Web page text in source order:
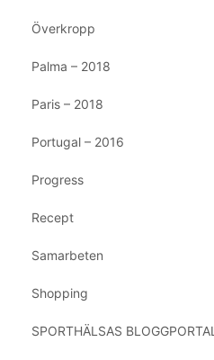
Överkropp
Palma – 2018
Paris – 2018
Portugal – 2016
Progress
Recept
Samarbeten
Shopping
SPORTHÄLSAS BLOGGPORTAL